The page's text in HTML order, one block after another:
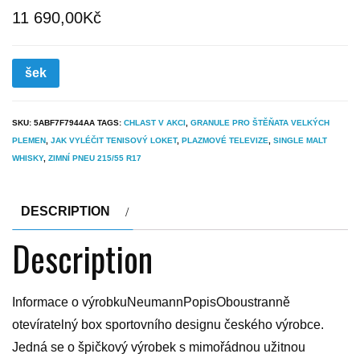
11 690,00Kč
šek
SKU: 5ABF7F7944AA TAGS: CHLAST V AKCI GRANULE PRO ŠTĚŇATA VELKÝCH
PLEMEN JAK VYLÉČIT TENISOVÝ LOKET, PLAZMOVÉ TELEVIZE
SINGLE MALT
WHISKY, ZIMNÍ PNEU 215/55 R17
DESCRIPTION
Description
Informace o výrobkuNeumannPopisOboustranně
otevíratelný box sportovního designu českého výrobce.
Jedná se o špičkový výrobek s mimořádnou užitnou